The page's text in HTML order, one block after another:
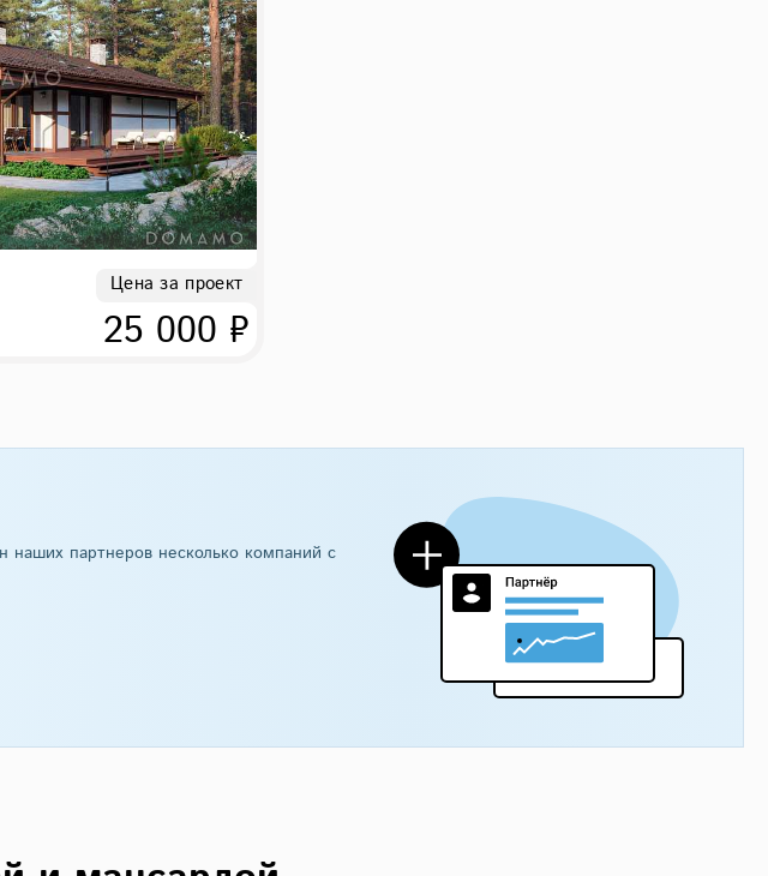
Цена за проект
25 000 ₽
партнеров несколько компаний с